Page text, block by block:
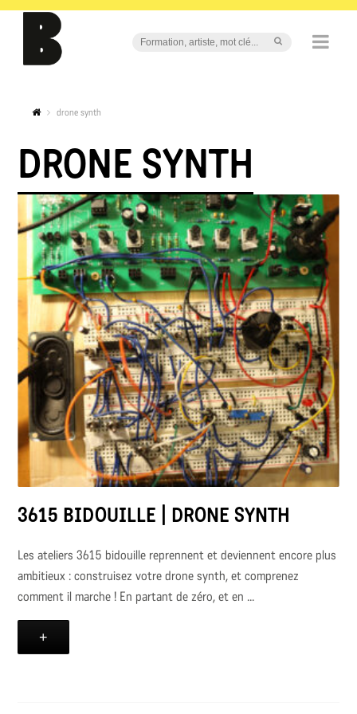
drone synth
DRONE SYNTH
3615 BIDOUILLE | DRONE SYNTH
Les ateliers 3615 bidouille reprennent et deviennent encore plus
ambitieux : construisez votre drone synth, et comprenez
comment il marche ! En partant de zéro, et en ...
+